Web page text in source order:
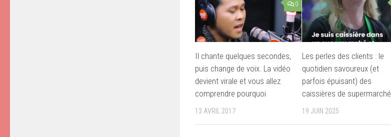
0
Il chante quelques secondes,
puis change de voix. La vidéo
devient virale et vous allez
comprendre pourquoi
13 AVRIL 2017
Les perles des clients : le
quotidien savoureux (et
parfois épuisant) des
caissières de supermarché
19 JUIN 2025